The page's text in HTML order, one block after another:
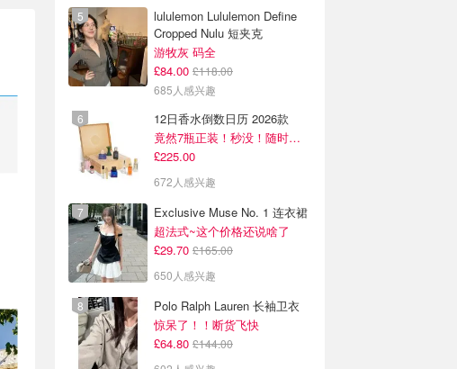
lululemon Lululemon Define
Cropped Nulu 短夹克
游牧灰 码全
£84.00 £118.00
685人感兴趣
12日香水倒数日历 2026款
竟然7瓶正装！秒没！随时补货蹲！！！
£225.00
672人感兴趣
Exclusive Muse No. 1 连衣裙
超法式~这个价格还说啥了
£29.70 £165.00
650人感兴趣
Polo Ralph Lauren 长袖卫衣
惊呆了！！断货飞快
£64.80 £144.00